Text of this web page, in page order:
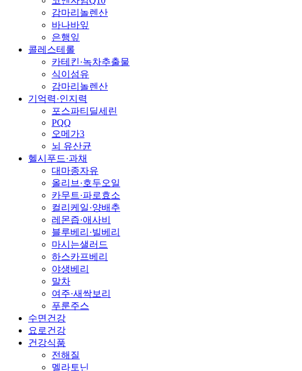
감마리놀렌산
바나바잎
은행잎
콜레스테롤
카테킨·녹차추출물
식이섬유
감마리놀렌산
기억력·인지력
포스파티딜세린
PQQ
오메가3
뇌 유산균
헬시푸드·과채
대마종자유
올리브·호두오일
카무트·파로효소
컬리케일·양배추
레몬즙·애사비
블루베리·빌베리
마시는샐러드
하스카프베리
야생베리
말차
여주·새싹보리
푸룬주스
수면건강
요로건강
건강식품
전해질
멜라토닌